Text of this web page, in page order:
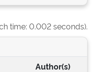
time: 0.002 seconds).
Author(s)